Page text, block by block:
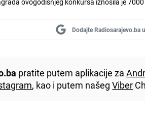
Dodajte Radiosarajevo.ba
pratite putem aplikacije za
, kao i putem našegViber